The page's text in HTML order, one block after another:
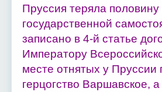
Пруссия теряла
государственной
записано в 4-й статье
Императору
месте отнятых у Пруссии
герцогство Варшавское,